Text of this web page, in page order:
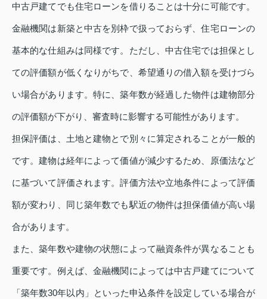
中古戸建てでも住宅ローンを借りることは十分に可能です。
金融機関は新築と中古を別枠で扱っておらず、住宅ローンの
基本的な仕組みは同様です。ただし、中古住宅では担保とし
ての評価額が低くなりがちで、希望通りの借入額を受けづら
い場合があります。特に、築年数が経過した物件は建物部分
の評価額が下がり、審査時に影響する可能性があります。
担保評価は、土地と建物とで別々に算定されることが一般的
です。建物は経年によって価値が減少するため、原価法など
に基づいて評価されます。評価方法や立地条件によって評価
額が変わり、同じ築年数でも駅近の物件は担保価値が高い場
合があります。
また、築年数や建物の状態によって融資条件が異なることも
重要です。例えば、金融機関によっては中古戸建てについて
「築年数30年以内」といった申込条件を設定している場合が